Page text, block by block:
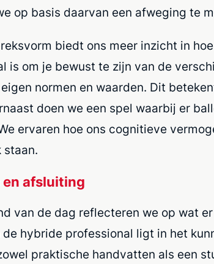
op basis daarvan een afweging te
biedt ons meer inzicht in
is om je bewust te zijn van de
normen en waarden. Dit
doen we een spel waarbij er
ervaren hoe ons cognitieve
staan.
en afsluiting
van de dag reflecteren we op wat
hybride professional ligt in het
praktische handvatten als een